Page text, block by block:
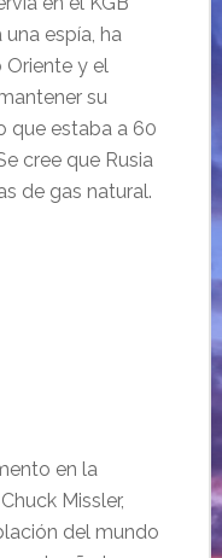
una espía, ha
Oriente y el
su
que estaba a 60
cree que Rusia
de gas natural.
en la
Missler,
del mundo